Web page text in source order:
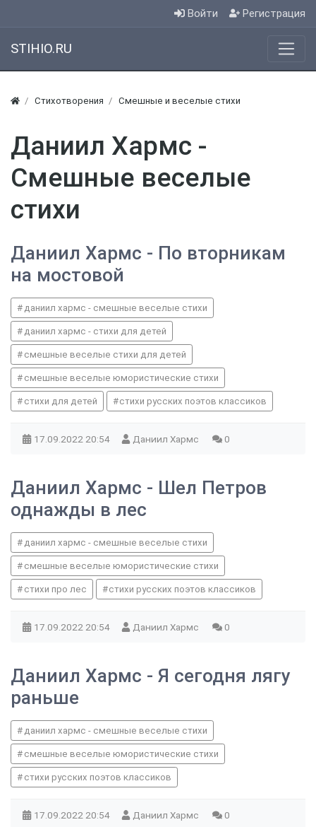
Войти Регистрация
STIHIO.RU
Стихотворения Смешные и веселые стихи
Даниил Хармс -
Смешные веселые
стихи
Даниил Хармс - По вторникам
на мостовой
даниил хармс - смешные веселые стихи
даниил хармс - стихи для детей
смешные веселые стихи для детей
смешные веселые юмористические стихи
стихи для детей стихи русских поэтов классиков
17.09.2022 20:54 Даниил Хармс 0
Даниил Хармс - Шел Петров
однажды в лес
даниил хармс - смешные веселые стихи
смешные веселые юмористические стихи
стихи про лес стихи русских поэтов классиков
17.09.2022 20:54 Даниил Хармс 0
Даниил Хармс - Я сегодня лягу
раньше
даниил хармс - смешные веселые стихи
смешные веселые юмористические стихи
стихи русских поэтов классиков
17.09.2022 20:54 Даниил Хармс 0